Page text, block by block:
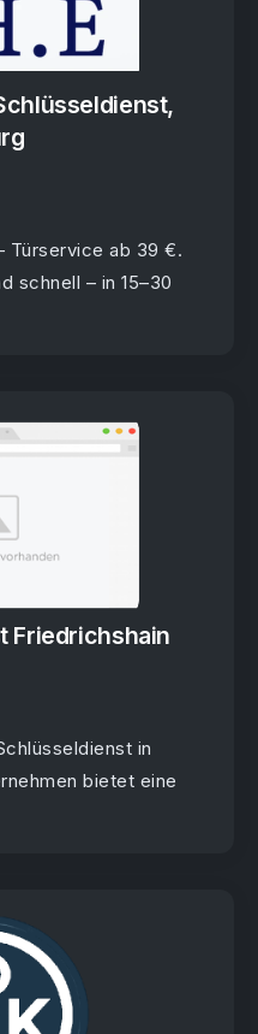
Türservice ab 39 €.
schnell – in 15–30
Friedrichshain
in
bietet eine